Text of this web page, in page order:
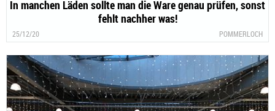
In manchen Läden sollte man die Ware genau prüfen, sonst
fehlt nachher was!
25/12/20 POMMERLOCH